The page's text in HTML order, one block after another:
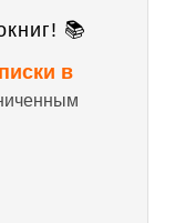
📚
в